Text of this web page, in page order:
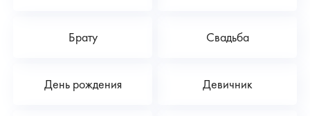
Брату Свадьба
День рождения Девичник